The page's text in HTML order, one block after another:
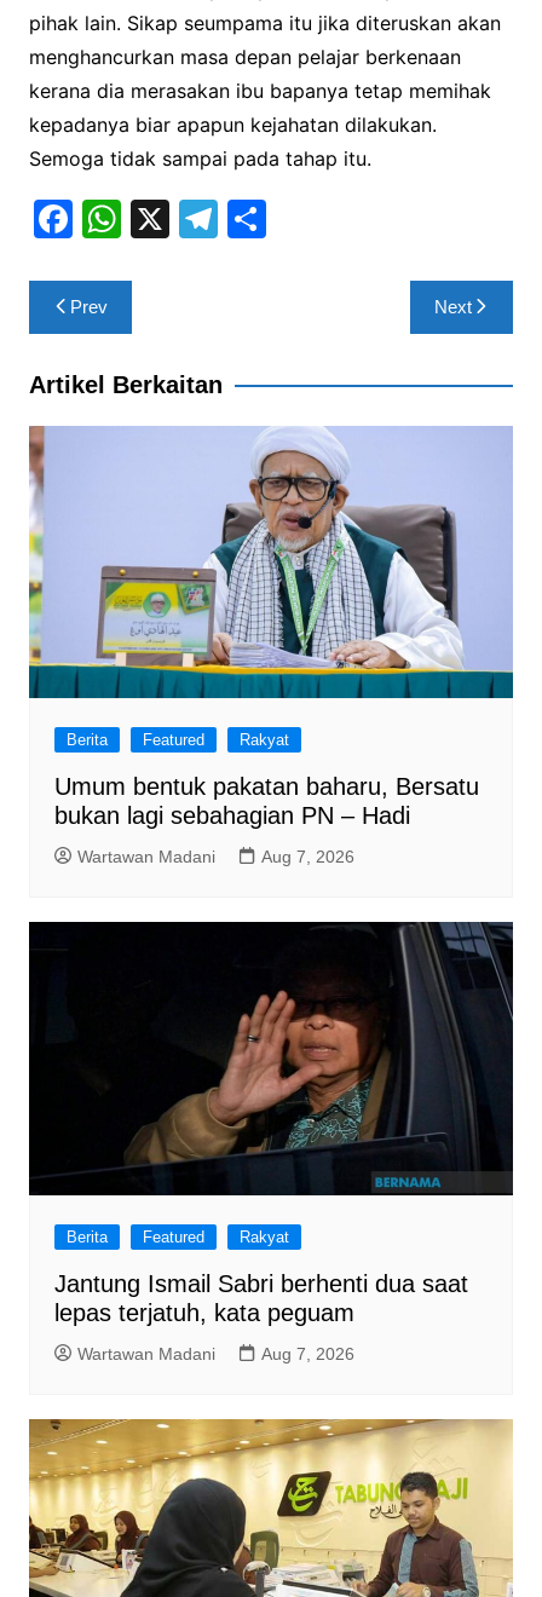
pihak lain. Sikap seumpama itu jika diteruskan akan
menghancurkan masa depan pelajar berkenaan
kerana dia merasakan ibu bapanya tetap memihak
kepadanya biar apapun kejahatan dilakukan.
Semoga tidak sampai pada tahap itu.
F
c
e
b
W
at
s
A
X T
a
S
Post
navigation
Prev Next
Artikel Berkaitan
Berita Featured Rakyat
Umum bentuk pakatan baharu, Bersatu
bukan lagi sebahagian PN – Hadi
Wartawan Madani Aug 7, 2026
Berita Featured Rakyat
Jantung Ismail Sabri berhenti dua saat
lepas terjatuh, kata peguam
Wartawan Madani Aug 7, 2026